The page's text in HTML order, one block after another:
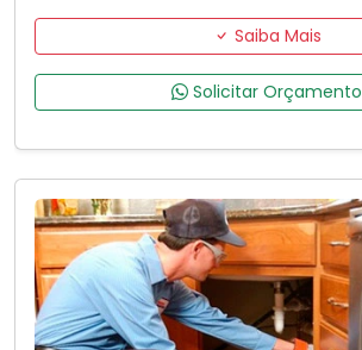
Saiba Mais
Solicitar Orçamento